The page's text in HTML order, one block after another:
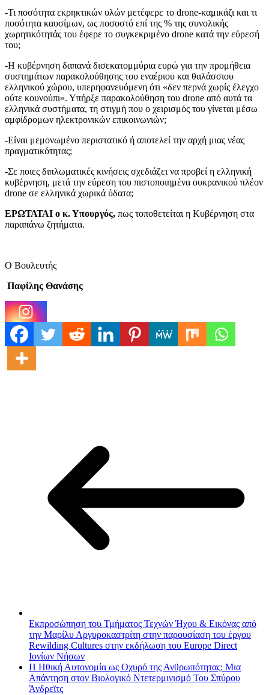
-Τι ποσότητα εκρηκτικών υλών μετέφερε το drone-καμικάζι και τι
ποσότητα καυσίμων, ως ποσοστό επί της % της συνολικής
χωρητικότητάς του έφερε το συγκεκριμένο drone κατά την εύρεσή
του;
-Η κυβέρνηση δαπανά δισεκατομμύρια ευρώ για την προμήθεια
συστημάτων παρακολούθησης του εναέριου και θαλάσσιου
ελληνικού χώρου, υπερηφανευόμενη ότι «δεν περνά χωρίς έλεγχο
ούτε κουνούπι». Υπήρξε παρακολούθηση του drone από αυτά τα
ελληνικά συστήματα, τη στιγμή που ο χειρισμός του γίνεται μέσω
αμφίδρομων ηλεκτρονικών επικοινωνιών;
-Είναι μεμονωμένο περιστατικό ή αποτελεί την αρχή μιας νέας
πραγματικότητας;
-Σε ποιες διπλωματικές κινήσεις σχεδιάζει να προβεί η ελληνική
κυβέρνηση, μετά την εύρεση του πιστοποιημένα ουκρανικού πλέον
drone σε ελληνικά χωρικά ύδατα;
ΕΡΩΤΑΤΑΙ ο κ. Υπουργός, πως τοποθετείται η Κυβέρνηση στα
παραπάνω ζητήματα.
Ο Βουλευτής
Παφίλης Θανάσης
Εκπροσώπηση του Τμήματος Τεχνών Ήχου & Εικόνας από
την Μαρίλυ Αργυροκαστρίτη στην παρουσίαση του έργου
Rewilding Cultures στην εκδήλωση του Europe Direct
Ιονίων Νήσων
Η Ηθική Αυτονομία ως Οχυρό της Ανθρωπότητας: Μια
Απάντηση στον Βιολογικό Ντετερμινισμό Του Σπύρου
Άνδρεϊτς